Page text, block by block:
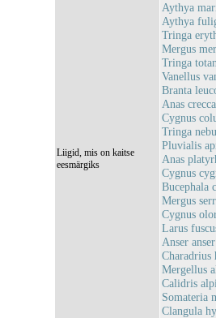
Liigid, mis on kaitse
eesmärgiks
Aythya
Aythya
Tringa
Mergus
Tringa
Vanellus
Branta
Anas
Cygnus
Tringa
Pluvialis
Anas
Cygnus
Bucephala
Mergus
Cygnus
Larus
Anser
Mergellus
Calidris
Somateria
Clangula